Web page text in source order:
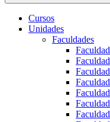
Cursos
Unidades
Faculdades